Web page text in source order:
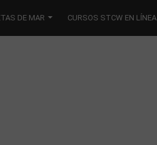
DE MAR CURSOS STCW EN LÍNEA